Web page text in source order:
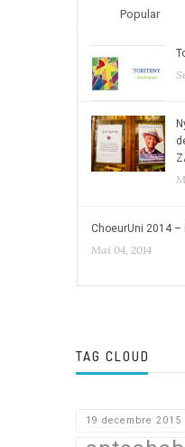
Popular
ChoeurUni 2014
Mai 04, 2014
TAG CLOUD
19 decembre 2015